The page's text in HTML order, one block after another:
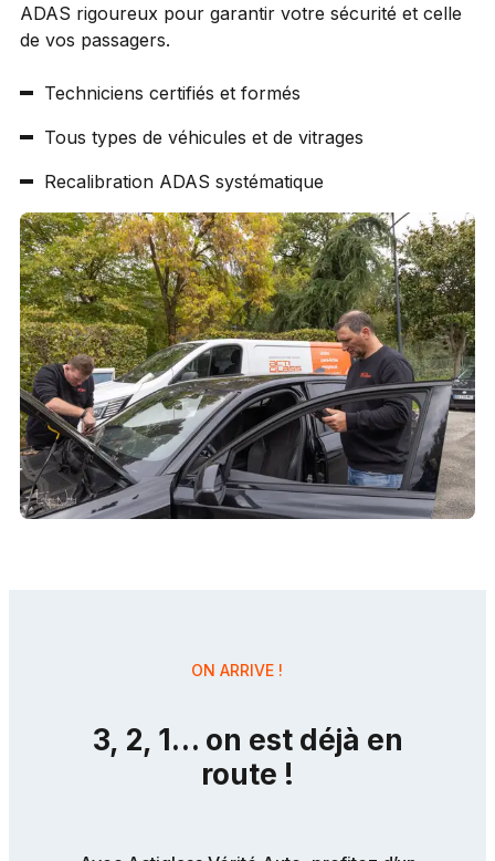
ADAS rigoureux pour garantir votre sécurité et celle
de vos passagers.
Techniciens certifiés et formés
Tous types de véhicules et de vitrages
Recalibration ADAS systématique
ON ARRIVE !
3, 2, 1… on est déjà en
route !